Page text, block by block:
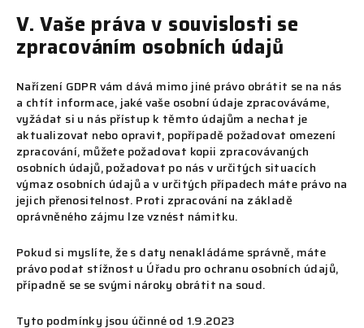
V. Vaše práva v souvislosti se
zpracováním osobních údajů
Nařízení GDPR vám dává mimo jiné právo obrátit se na nás
a chtít informace, jaké vaše osobní údaje zpracováváme,
vyžádat si u nás přístup k těmto údajům a nechat je
aktualizovat nebo opravit, popřípadě požadovat omezení
zpracování, můžete požadovat kopii zpracovávaných
osobních údajů, požadovat po nás v určitých situacích
výmaz osobních údajů a v určitých případech máte právo na
jejich přenositelnost. Proti zpracování na základě
oprávněného zájmu lze vznést námitku.
Pokud si myslíte, že s daty nenakládáme správně, máte
právo podat stížnost u Úřadu pro ochranu osobních údajů,
případně se se svými nároky obrátit na soud.
Tyto podmínky jsou účinné od 1.9.2023